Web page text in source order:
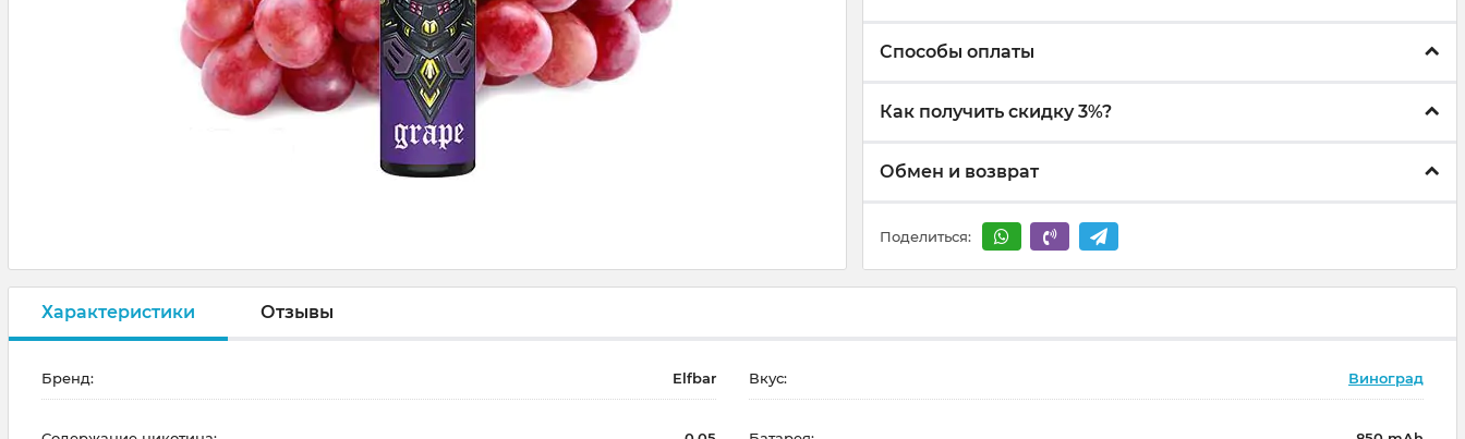
Способы оплаты
Как получить скидку 3%?
Обмен и возврат
Поделиться:
Характеристики Отзывы
Бренд: Elfbar Вкус: Виноград